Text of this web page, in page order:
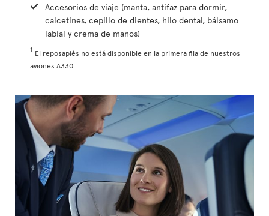
Accesorios de viaje (manta, antifaz para dormir,
calcetines, cepillo de dientes, hilo dental, bálsamo
labial y crema de manos)
1 El reposapiés no está disponible en la primera fila de nuestros
aviones A330.